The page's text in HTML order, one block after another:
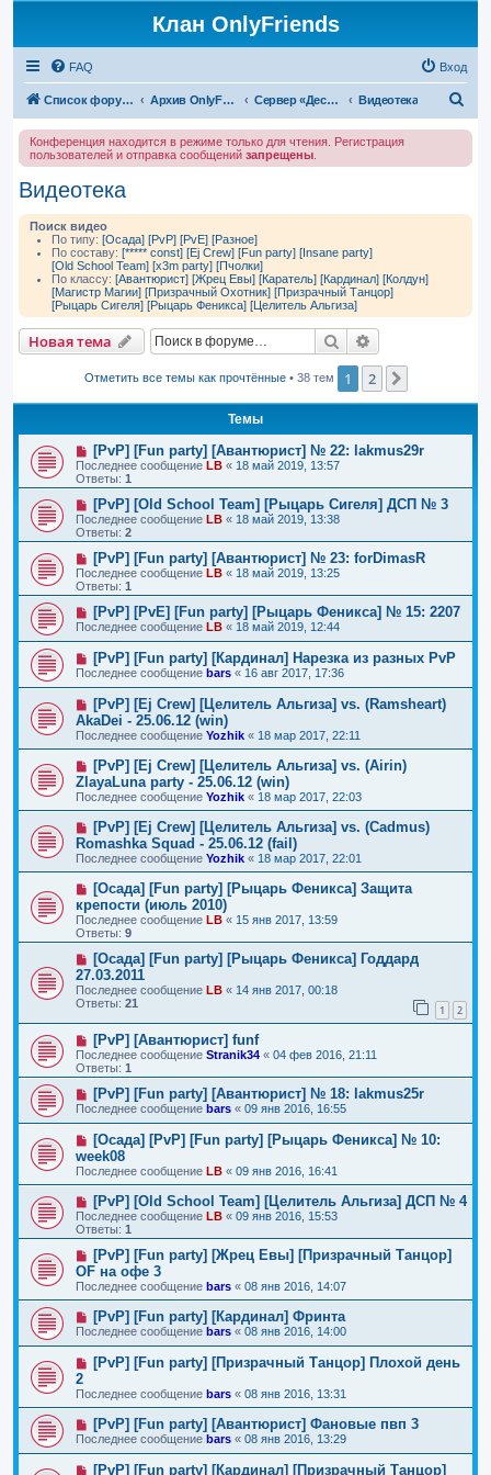
Клан OnlyFriends
FAQ Вход
Список форумов Архив OnlyFriends Сервер «Десперион» Видеотека
Конференция находится в режиме только для чтения. Регистрация
пользователей и отправка сообщений запрещены
Видеотека
Поиск видео
По типу: [Осада] [PvP] [PvE] [Разное]
По составу: [***** const] [Ej Crew] [Fun party] [Insane party]
[Old School Team] [x3m party] [Пчолки]
По классу: [Авантюрист] [Жрец Евы] [Каратель] [Кардинал] [Колдун]
[Магистр Магии] [Призрачный Охотник] [Призрачный Танцор]
[Рыцарь Сигеля] [Рыцарь Феникса] [Целитель Альгиза]
Новая тема Поиск
Отметить все темы как прочтённые• 38 тем 1 2
Темы
[PvP] [Fun party] [Авантюрист] № 22: lakmus29r
Последнее сообщение LB « 18 май 2019, 13:57
Ответы: 1
[PvP] [Old School Team] [Рыцарь Сигеля] ДСП № 3
Последнее сообщение LB « 18 май 2019, 13:38
Ответы: 2
[PvP] [Fun party] [Авантюрист] № 23: forDimasR
Последнее сообщение LB « 18 май 2019, 13:25
Ответы: 1
[PvP] [PvE] [Fun party] [Рыцарь Феникса] № 15: 2207
Последнее сообщение LB « 18 май 2019, 12:44
[PvP] [Fun party] [Кардинал] Нарезка из разных PvP
Последнее сообщение bars « 16 авг 2017, 17:36
[PvP] [Ej Crew] [Целитель Альгиза] vs. (Ramsheart)
AkaDei - 25.06.12 (win)
Последнее сообщение Yozhik « 18 мар 2017, 22:11
[PvP] [Ej Crew] [Целитель Альгиза] vs. (Airin)
ZlayaLuna party - 25.06.12 (win)
Последнее сообщение Yozhik « 18 мар 2017, 22:03
[PvP] [Ej Crew] [Целитель Альгиза] vs. (Cadmus)
Romashka Squad - 25.06.12 (fail)
Последнее сообщение Yozhik « 18 мар 2017, 22:01
[Осада] [Fun party] [Рыцарь Феникса] Защита
крепости (июль 2010)
Последнее сообщение LB « 15 янв 2017, 13:59
Ответы: 9
[Осада] [Fun party] [Рыцарь Феникса] Годдард
27.03.2011
Последнее сообщение LB « 14 янв 2017, 00:18
Ответы: 21 1 2
[PvP] [Авантюрист] funf
Последнее сообщение Stranik34 « 04 фев 2016, 21:11
Ответы: 1
[PvP] [Fun party] [Авантюрист] № 18: lakmus25r
Последнее сообщение bars « 09 янв 2016, 16:55
[Осада] [PvP] [Fun party] [Рыцарь Феникса] № 10:
week08
Последнее сообщение LB « 09 янв 2016, 16:41
[PvP] [Old School Team] [Целитель Альгиза] ДСП № 4
Последнее сообщение LB « 09 янв 2016, 15:53
Ответы: 1
[PvP] [Fun party] [Жрец Евы] [Призрачный Танцор]
OF на офе 3
Последнее сообщение bars « 08 янв 2016, 14:07
[PvP] [Fun party] [Кардинал] Фринта
Последнее сообщение bars « 08 янв 2016, 14:00
[PvP] [Fun party] [Призрачный Танцор] Плохой день
2
Последнее сообщение bars « 08 янв 2016, 13:31
[PvP] [Fun party] [Авантюрист] Фановые пвп 3
Последнее сообщение bars « 08 янв 2016, 13:29
[PvP] [Fun party] [Кардинал] [Призрачный Танцор]